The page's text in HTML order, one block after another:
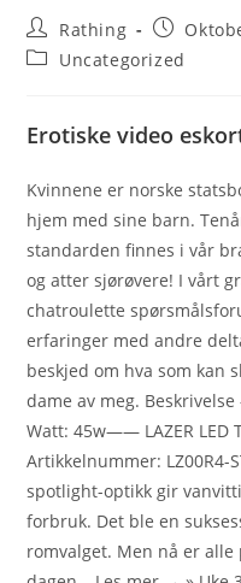
Beitrags-
Autor:
Rathing
Beitrag
Beitrags-
Uncategorized
Erotiske video
Kvinnene er norske
hjem med sine barn.
standarden finnes i vår
og atter sjørøvere! I vårt
chatroulette
erfaringer med andre
beskjed om hva som kan
dame av meg.
Watt: 45w—— LAZER LED
Artikkelnummer: LZ00R4-
spotlight-optikk gir
forbruk. Det ble en
romvalget. Men nå er